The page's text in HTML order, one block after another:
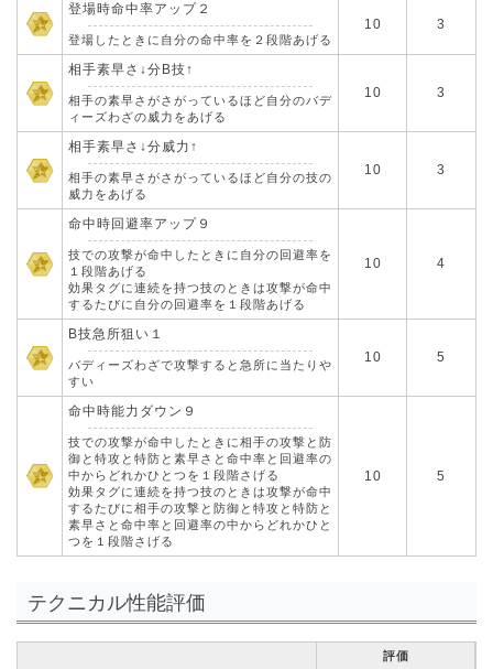
登場時命中率アップ２
登場したときに自分の命中率を２段階あげる
10 3
相手素早さ↓分B技↑
相手の素早さがさがっているほど自分のバデ
ィーズわざの威力をあげる
10 3
相手素早さ↓分威力↑
相手の素早さがさがっているほど自分の技の
威力をあげる
10 3
命中時回避率アップ９
技での攻撃が命中したときに自分の回避率を
１段階あげる
効果タグに連続を持つ技のときは攻撃が命中
するたびに自分の回避率を１段階あげる
10 4
B技急所狙い１
バディーズわざで攻撃すると急所に当たりや
すい
10 5
命中時能力ダウン９
技での攻撃が命中したときに相手の攻撃と防
御と特攻と特防と素早さと命中率と回避率の
中からどれかひとつを１段階さげる
効果タグに連続を持つ技のときは攻撃が命中
するたびに相手の攻撃と防御と特攻と特防と
素早さと命中率と回避率の中からどれかひと
つを１段階さげる
10 5
テクニカル性能評価
評価